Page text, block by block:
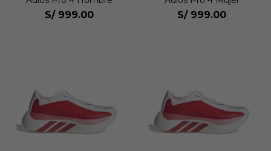
S/ 999.00 S/ 999.00